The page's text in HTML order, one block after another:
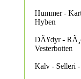
Hummer -
Hyben
DÃ¥dyr -
Vesterbotten
Kalv - Selleri